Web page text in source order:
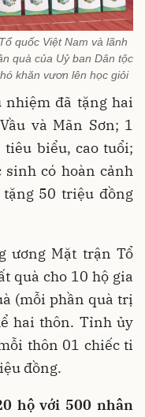
quốc Việt Nam và lãnh
quà của Uỷ ban Dân tộc
khăn vươn lên học giỏi
nhiệm đã tặng hai
và Mãn Sơn; 1
biểu, cao tuổi;
sinh có hoàn cảnh
50 triệu đồng
ương Mặt trận Tổ
quà cho 10 hộ gia
(mỗi phần quà trị
hai thôn. Tỉnh ủy
thôn 01 chiếc ti
đồng.
hộ với 500 nhân